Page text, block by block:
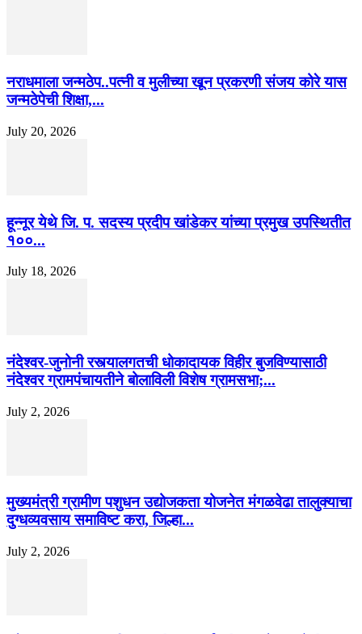
नराधमाला जन्मठेप..पत्नी व मुलीच्या खून प्रकरणी संजय कोरे यास
जन्मठेपेची शिक्षा,...
July 20, 2026
हून्नूर येथे जि. प. सदस्य प्रदीप खांडेकर यांच्या प्रमुख उपस्थितीत
१००...
July 18, 2026
नंदेश्वर-जुनोनी रस्त्यालगतची धोकादायक विहीर बुजविण्यासाठी
नंदेश्वर ग्रामपंचायतीने बोलाविली विशेष ग्रामसभा;...
July 2, 2026
मुख्यमंत्री ग्रामीण पशुधन उद्योजकता योजनेत मंगळवेढा तालुक्याचा
दुग्धव्यवसाय समाविष्ट करा, जिल्हा...
July 2, 2026